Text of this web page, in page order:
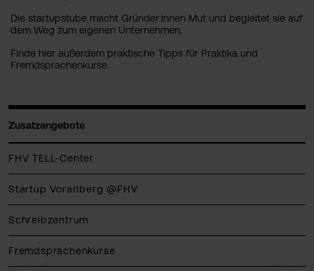
Die startupstube macht Gründer:innen Mut und begleitet sie auf
dem Weg zum eigenen Unternehmen.
Finde hier außerdem praktische Tipps für Praktika und
Fremdsprachenkurse.
Zusatzangebote
FHV TELL-Center
Startup Vorarlberg @FHV
Schreibzentrum
Fremdsprachenkurse